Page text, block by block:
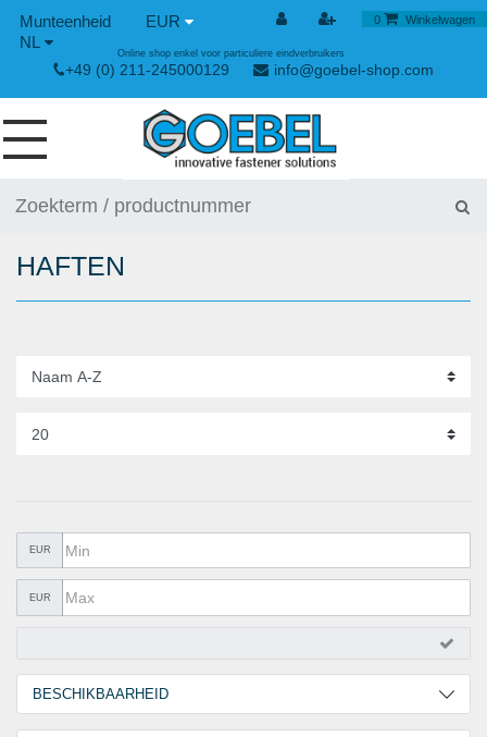
NL
EUR 0 Winkelwagen
SCHROEVEN
GEREEDSCHAPPEN
LIJMEN EN AFDICHTEN
BESCHERMING
+49 (0) 211-245000129 info@goebel-shop.com
Online shop enkel voor particuliere eindverbruikers
HAFTEN
EUR
EUR
BESCHIKBAARHEID